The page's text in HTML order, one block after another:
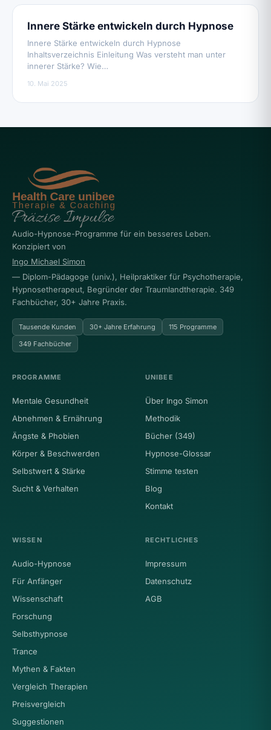
Innere Stärke entwickeln durch Hypnose
Innere Stärke entwickeln durch Hypnose
Inhaltsverzeichnis Einleitung Was versteht man unter
innerer Stärke? Wie…
10. Mai 2025
Audio-Hypnose-Programme für ein besseres Leben.
Konzipiert von
Ingo Michael Simon
— Diplom-Pädagoge (univ.), Heilpraktiker für Psychotherapie,
Hypnosetherapeut, Begründer der Traumlandtherapie. 349
Fachbücher, 30+ Jahre Praxis.
Tausende Kunden 30+ Jahre Erfahrung
115 Programme
349 Fachbücher
PROGRAMME
Mentale Gesundheit
Abnehmen & Ernährung
Ängste & Phobien
Körper & Beschwerden
Selbstwert & Stärke
Sucht & Verhalten
UNIBEE
Über Ingo Simon
Methodik
Bücher (349)
Hypnose-Glossar
Stimme testen
Blog
Kontakt
WISSEN
Audio-Hypnose
Für Anfänger
Wissenschaft
Forschung
Selbsthypnose
Trance
Mythen & Fakten
Vergleich Therapien
Preisvergleich
Suggestionen
RECHTLICHES
Impressum
Datenschutz
AGB